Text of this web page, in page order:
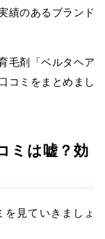
績のあるブランド
毛剤「ベルタヘア
コミをまとめまし
ミは嘘？効
見ていきましょ